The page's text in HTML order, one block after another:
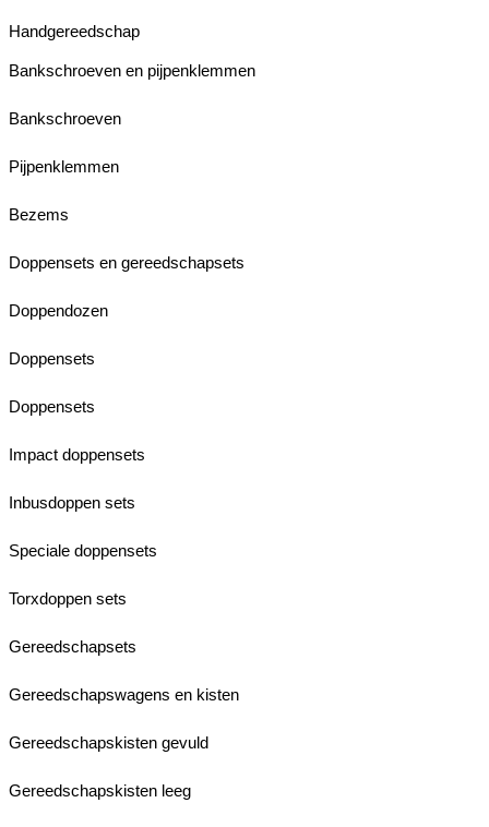
Handgereedschap
Bankschroeven en pijpenklemmen
Bankschroeven
Pijpenklemmen
Bezems
Doppensets en gereedschapsets
Doppendozen
Doppensets
Doppensets
Impact doppensets
Inbusdoppen sets
Speciale doppensets
Torxdoppen sets
Gereedschapsets
Gereedschapswagens en kisten
Gereedschapskisten gevuld
Gereedschapskisten leeg